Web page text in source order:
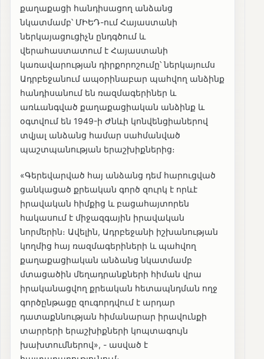
քաղաքացի հանդիսացող անձանց
նկատմամբ՝ ՄԻԵԴ-ում Հայաստանի
ներկայացուցիչն ընդգծում և
վերահաստատում է Հայաստանի
կառավարության դիրքորոշումը՝ ներկայումս
Ադրբեջանում ապօրինաբար պահվող անձինք
հանդիսանում են ռազմագերիներ և
առևանգված քաղաքացիական անձինք և
օգտվում են 1949-ի Ժնևի կոնվենցիաներով
տվյալ անձանց համար սահմանված
պաշտպանության երաշխիքներից։
«Գերեվարված հայ անձանց դեմ հարուցված
ցանկացած քրեական գործ զուրկ է որևէ
իրավական հիմքից և բացահայտորեն
հակասում է միջազգային իրավական
նորմերին։ Ավելին, Ադրբեջանի իշխանության
կողմից հայ ռազմագերիների և պահվող
քաղաքացիական անձանց նկատմամբ
մտացածին մեղադրանքների հիման վրա
իրականացվող քրեական հետապնդման ողջ
գործընթացը զուգորդվում է արդար
դատաքննության հիմանարար իրավունքի
տարրերի երաշխիքների կոպտագույն
խախտումներով», - ասված է